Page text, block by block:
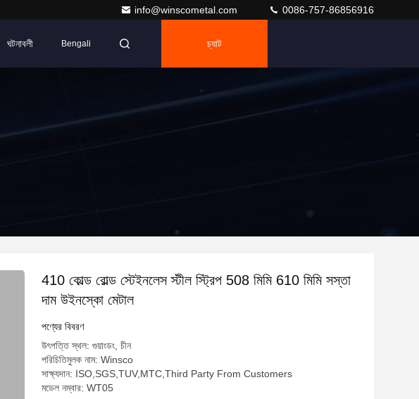
info@winscometal.com 0086-757-86856916
ঘটনাবলী Bengali চ্যাট
410 কোল্ড রোল্ড স্টেইনলেস স্টীল স্ট্রিপ 508 মিমি 610 মিমি সস্তা
দাম উইনস্কো মেটাল
পণ্যের বিবরণ
উৎপত্তি স্থল: গুয়াংডং, চীন
পরিচিতিমুলক নাম: Winsco
সাক্ষ্যদান: ISO,SGS,TUV,MTC,Third Party From Customers
মডেল নম্বার: WT05